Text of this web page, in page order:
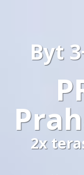
Byt
2x